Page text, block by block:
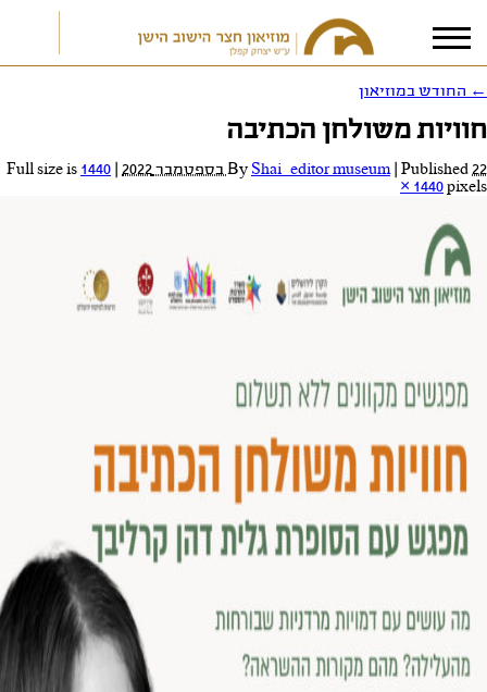
אני מאשר/ת אתתנאי הפרטיות
← החודש במוזיאון
חוויות משולחן הכתיבה
By Shai_editor museum Published22 בספטמבר 2022
1440
× 1440pixels